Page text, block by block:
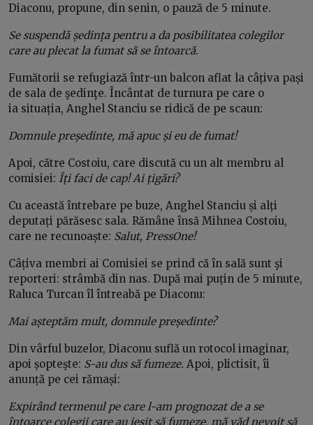
Diaconu, propune, din senin, o pauză de 5 minute.
Se suspendă ședința pentru a da posibilitatea colegilor
care au plecat la fumat să se întoarcă.
Fumătorii se refugiază într-un balcon aflat la câțiva pași
de sala de şedinţe. Încântat de turnura pe care o
ia situația, Anghel Stanciu se ridică de pe scaun:
Domnule președinte, mă apuc și eu de fumat!
Apoi, către Costoiu, care discută cu un alt membru al
comisiei: Îți faci de cap! Ai țigări?
Cu această întrebare pe buze, Anghel Stanciu și alți
deputați părăsesc sala. Rămâne însă Mihnea Costoiu,
care ne recunoaște: Salut, PressOne!
Câțiva membri ai Comisiei se prind că în sală sunt şi
reporteri: strâmbă din nas. După mai puțin de 5 minute,
Raluca Turcan îl întreabă pe Diaconu:
Mai așteptăm mult, domnule președinte?
Din vârful buzelor, Diaconu suflă un rotocol imaginar,
apoi șopteşte: S-au dus să fumeze. Apoi, plictisit, îi
anunță pe cei rămași:
Expirând termenul pe care l-am prognozat de a se
întoarce colegii care au ieșit să fumeze, mă văd nevoit să